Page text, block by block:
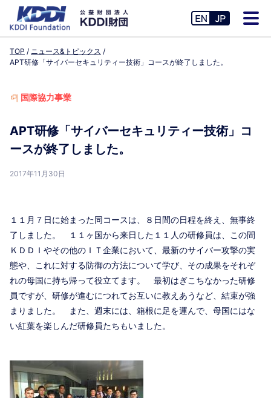
TOP
ニュース&トピックス
APT研修「サイバーセキュリティー技術」コースが終了しました。
国際協力事業
APT研修「サイバーセキュリティー技術」コ
ースが終了しました。
2017年11月30日
１１月７日に始まった同コースは、８日間の日程を終え、無事終
了しました。 １１ヶ国から来日した１１人の研修員は、この間
ＫＤＤＩやその他のＩＴ企業において、最新のサイバー攻撃の実
態や、これに対する防御の方法について学び、その成果をそれぞ
れの母国に持ち帰って役立てます。 最初はぎこちなかった研修
員ですが、研修が進むにつれてお互いに教えあうなど、結束が強
まりました。 また、週末には、箱根に足を運んで、母国にはな
い紅葉を楽しんだ研修員たちもいました。